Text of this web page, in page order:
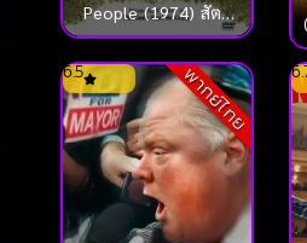
People (1974) สัตว์
โลกผู้น่ารัก
พากย์ไทย
6.5